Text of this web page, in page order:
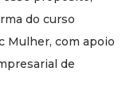
do curso
Mulher, com apoio
de